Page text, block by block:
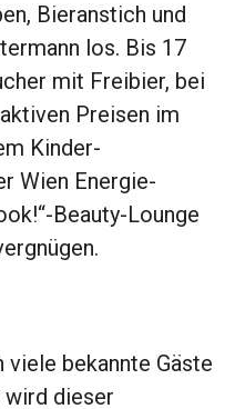
Bieranstich und
los. Bis 17
mit Freibier, bei
Preisen im
Kinder-
Wien Energie-
Beauty-Lounge
­bekannte Gäste
wird dieser